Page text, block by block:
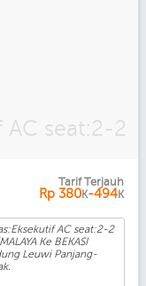
AC seat:2-2
Tarif Terjauh
Rp 380K-494K
AC seat:2-2
Ke BEKASI
Leuwi Panjang-